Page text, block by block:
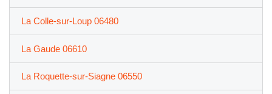
La Colle-sur-Loup 06480
La Gaude 06610
La Roquette-sur-Siagne 06550